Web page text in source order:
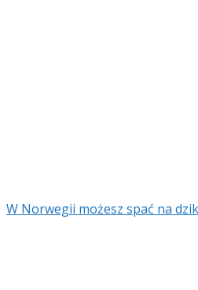
W Norwegii możesz spać na